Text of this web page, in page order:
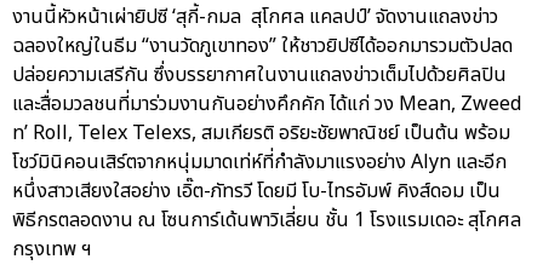
งานนี้หัวหน้าเผ่ายิปซี ‘สุกี้-กมล สุโกศล แคลปป์’ จัดงานแถลงข่าว
ฉลองใหญ่ในธีม “งานวัดภูเขาทอง” ให้ชาวยิปซีได้ออกมารวมตัวปลด
ปล่อยความเสรีกัน ซึ่งบรรยากาศในงานแถลงข่าวเต็มไปด้วยศิลปิน
และสื่อมวลชนที่มาร่วมงานกันอย่างคึกคัก ได้แก่ วง Mean, Zweed
n’ Roll, Telex Telexs, สมเกียรติ อริยะชัยพาณิชย์ เป็นต้น พร้อม
โชว์มินิคอนเสิร์ตจากหนุ่มมาดเท่ห์ที่กำลังมาแรงอย่าง Alyn และอีก
หนึ่งสาวเสียงใสอย่าง เอิ๊ต-ภัทรวี โดยมี โบ-ไทรอัมพ์ คิงส์ดอม เป็น
พิธีกรตลอดงาน ณ โซนการ์เด้นพาวิเลี่ยน ชั้น 1 โรงแรมเดอะ สุโกศล
กรุงเทพ ฯ